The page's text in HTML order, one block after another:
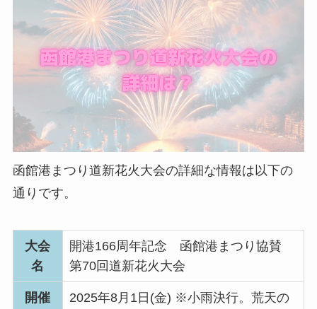
函館港まつり道新花火大会の詳細な情報は以下の
通りです。
大会
名
開港166周年記念 函館港まつり協賛
第70回道新花火大会
開催
2025年8月1日(金) ※小雨決行。荒天の